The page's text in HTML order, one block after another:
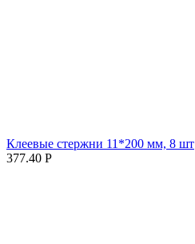
Клеевые стержни 11*200 мм, 8 шт
377.40 Р